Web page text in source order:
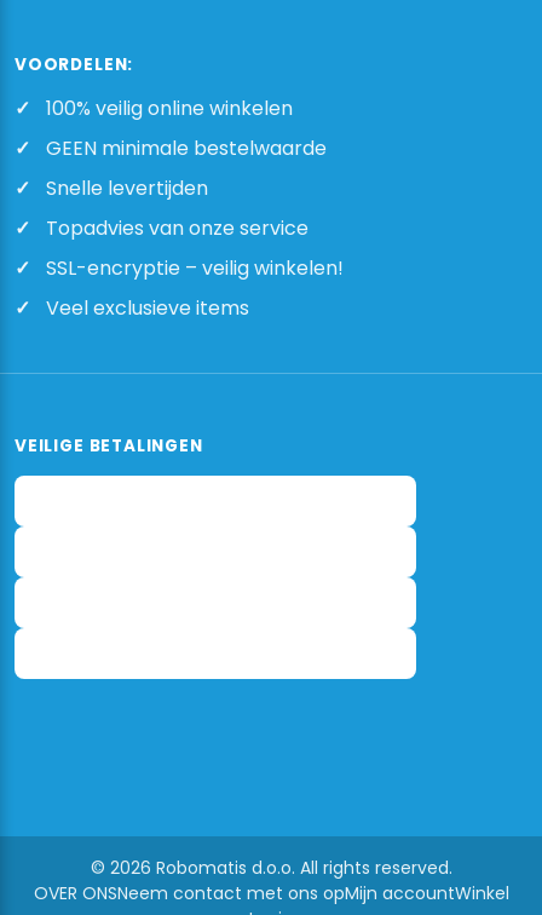
VOORDELEN:
100% veilig online winkelen
GEEN minimale bestelwaarde
Snelle levertijden
Topadvies van onze service
SSL-encryptie – veilig winkelen!
Veel exclusieve items
VEILIGE BETALINGEN
© 2026 Robomatis d.o.o. All rights reserved.
OVER ONSNeem contact met ons opMijn accountWinkel